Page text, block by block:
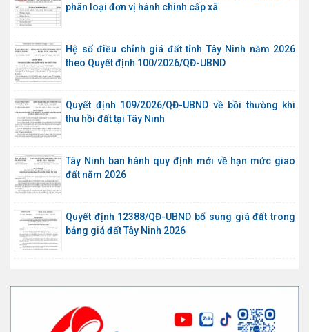
phân loại đơn vị hành chính cấp xã
Hệ số điều chỉnh giá đất tỉnh Tây Ninh năm 2026
theo Quyết định 100/2026/QĐ-UBND
Quyết định 109/2026/QĐ-UBND về bồi thường khi
thu hồi đất tại Tây Ninh
Tây Ninh ban hành quy định mới về hạn mức giao
đất năm 2026
Quyết định 12388/QĐ-UBND bổ sung giá đất trong
bảng giá đất Tây Ninh 2026